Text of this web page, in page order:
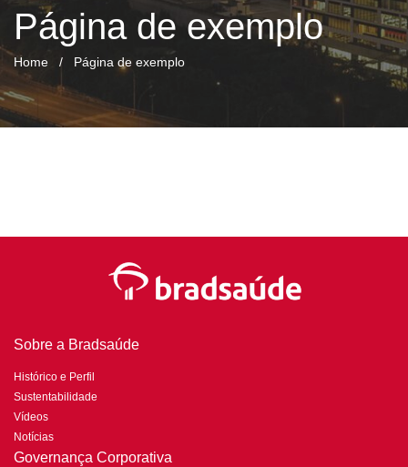
Página de exemplo
Home / Página de exemplo
Sobre a Bradsaúde
Histórico e Perfil
Sustentabilidade
Vídeos
Notícias
Governança Corporativa